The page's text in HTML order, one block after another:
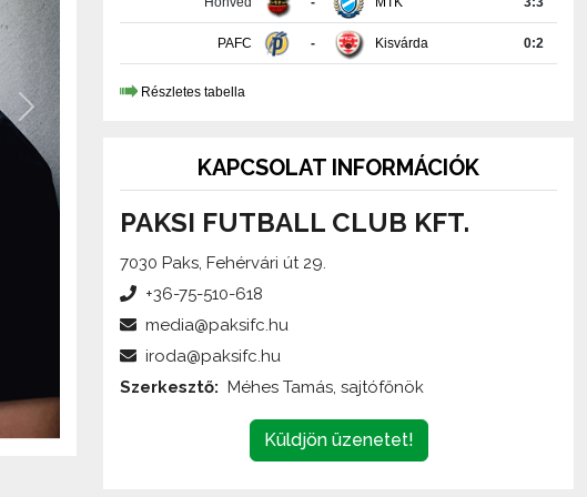
Next
PAFC - Kisvárda 0:2
Részletes tabella
KAPCSOLAT INFORMÁCIÓK
PAKSI FUTBALL CLUB KFT.
7030 Paks, Fehérvári út 29.
+36-75-510-618
media@paksifc.hu
iroda@paksifc.hu
Szerkesztő:
Méhes Tamás, sajtófőnök
Küldjön üzenetet!